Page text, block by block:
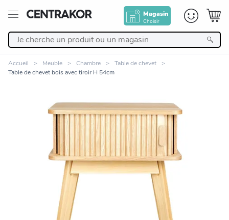
Magasin
Choisir
Décoration
Linge de maison
Cuisine et art de la table
Accueil Meuble Chambre
Table de chevet
Table de chevet bois avec tiroir H 54cm
Zoomer sur l'image